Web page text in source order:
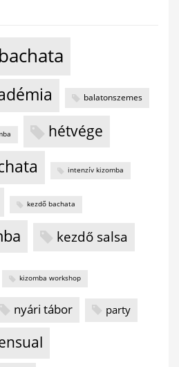
bachata
balatonszemes
hétvége
intenzív kizomba
kezdő bachata
kezdő salsa
kizomba workshop
nyári tábor party